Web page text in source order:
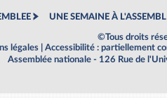
UNE SEMAINE À
©Tous droits
légales
Accessibilité : partiellement
Assemblée nationale - 126 Rue de